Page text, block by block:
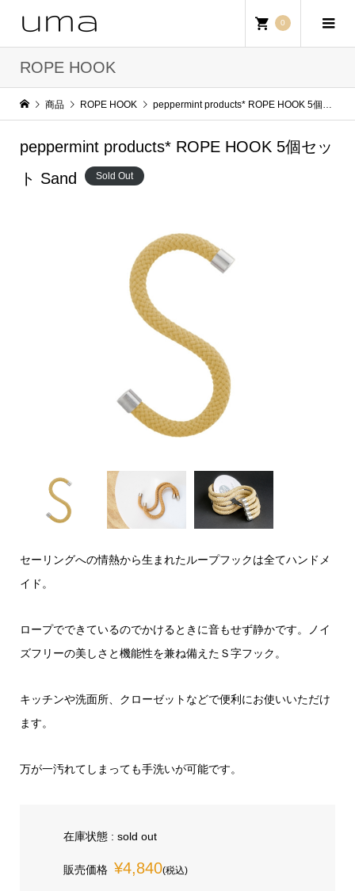
0
ROPE HOOK
商品 ROPE HOOK peppermint products* ROPE HOOK 5個セット Sand
peppermint products* ROPE HOOK 5個セッ
ト Sand
Sold Out
セーリングへの情熱から生まれたループフックは全てハンドメ
イド。
ロープでできているのでかけるときに音もせず静かです。ノイ
ズフリーの美しさと機能性を兼ね備えたＳ字フック。
キッチンや洗面所、クローゼットなどで便利にお使いいただけ
ます。
万が一汚れてしまっても手洗いが可能です。
在庫状態 : sold out
販売価格 ¥4,840(税込)